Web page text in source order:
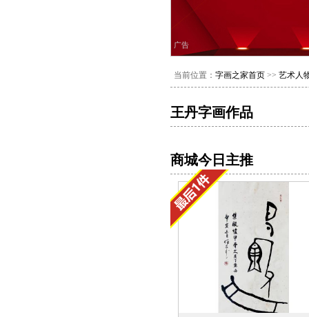
广告
当前位置： 字画之家首页>> 艺术人
王丹字画作品
商城今日主推